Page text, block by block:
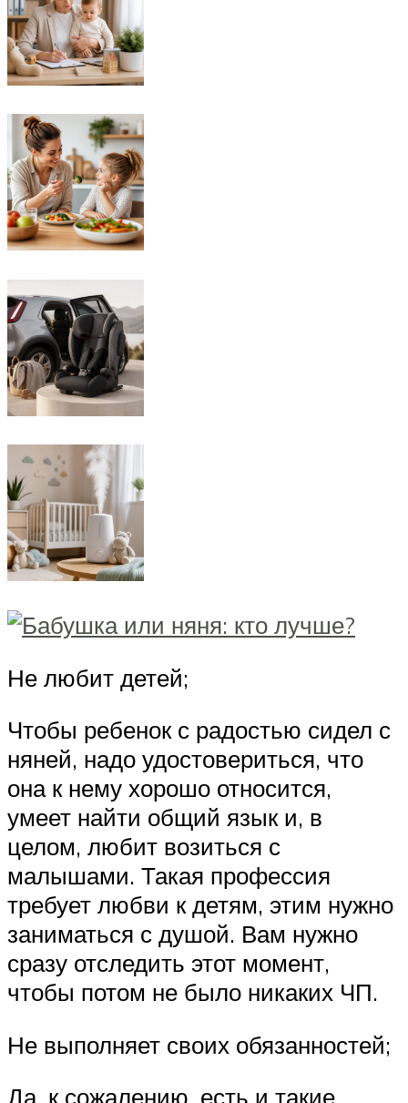
Не любит детей;
Чтобы ребенок с радостью сидел с
няней, надо удостовериться, что
она к нему хорошо относится,
умеет найти общий язык и, в
целом, любит возиться с
малышами. Такая профессия
требует любви к детям, этим нужно
заниматься с душой. Вам нужно
сразу отследить этот момент,
чтобы потом не было никаких ЧП.
Не выполняет своих обязанностей;
Да, к сожалению, есть и такие